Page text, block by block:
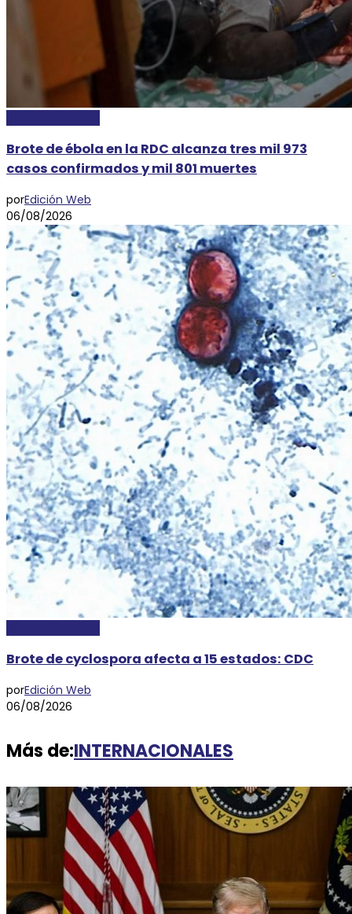
Brote de ébola en la RDC alcanza tres mil 973
casos confirmados y mil 801 muertes
porEdición Web
06/08/2026
Brote de cyclospora afecta a 15 estados: CDC
porEdición Web
06/08/2026
Más de:INTERNACIONALES